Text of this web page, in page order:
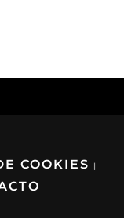
COOKIES |